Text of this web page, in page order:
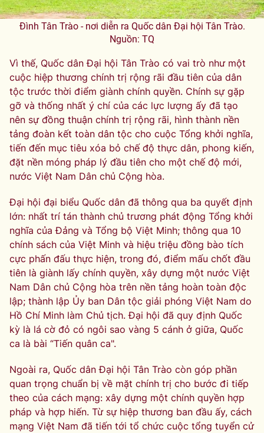
Đình Tân Trào - nơi diễn ra Quốc dân Đại hội Tân Trào.
Nguồn: TQ
Vì thế, Quốc dân Đại hội Tân Trào có vai trò như một
cuộc hiệp thương chính trị rộng rãi đầu tiên của dân
tộc trước thời điểm giành chính quyền. Chính sự gặp
gỡ và thống nhất ý chí của các lực lượng ấy đã tạo
nên sự đồng thuận chính trị rộng rãi, hình thành nền
tảng đoàn kết toàn dân tộc cho cuộc Tổng khởi nghĩa,
tiến đến mục tiêu xóa bỏ chế độ thực dân, phong kiến,
đặt nền móng pháp lý đầu tiên cho một chế độ mới,
nước Việt Nam Dân chủ Cộng hòa.
Đại hội đại biểu Quốc dân đã thông qua ba quyết định
lớn: nhất trí tán thành chủ trương phát động Tổng khởi
nghĩa của Đảng và Tổng bộ Việt Minh; thông qua 10
chính sách của Việt Minh và hiệu triệu đồng bào tích
cực phấn đấu thực hiện, trong đó, điểm mấu chốt đầu
tiên là giành lấy chính quyền, xây dựng một nước Việt
Nam Dân chủ Cộng hòa trên nền tảng hoàn toàn độc
lập; thành lập Ủy ban Dân tộc giải phóng Việt Nam do
Hồ Chí Minh làm Chủ tịch. Đại hội đã quy định Quốc
kỳ là lá cờ đỏ có ngôi sao vàng 5 cánh ở giữa, Quốc
ca là bài “Tiến quân ca".
Ngoài ra, Quốc dân Đại hội Tân Trào còn góp phần
quan trọng chuẩn bị về mặt chính trị cho bước đi tiếp
theo của cách mạng: xây dựng một chính quyền hợp
pháp và hợp hiến. Từ sự hiệp thương ban đầu ấy, cách
mạng Việt Nam đã tiến tới tổ chức cuộc tổng tuyển cử